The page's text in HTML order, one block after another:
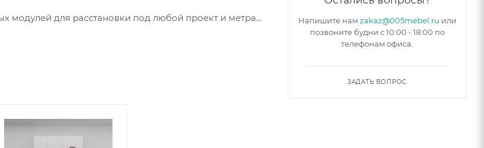
модулей для расстановки под любой проект и метра
Напишите нам zakaz@005mebel.ru или
позвоните будни с 10:00 - 18:00 по
телефонам офиса.
ЗАДАТЬ ВОПРОС